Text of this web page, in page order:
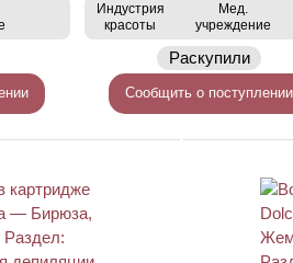
Индустрия
красоты
Мед.
учреждение
Раскупили
Сообщить о поступлении